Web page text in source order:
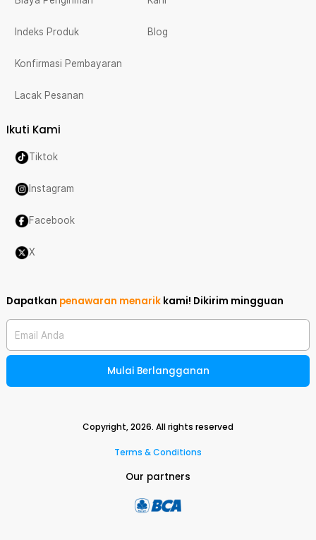
Indeks Produk
Konfirmasi Pembayaran
Lacak Pesanan
Blog
Ikuti Kami
Tiktok
Instagram
Facebook
X
Dapatkan penawaran menarik kami! Dikirim mingguan
Email Anda
Mulai Berlangganan
Copyright,2026. All rights reserved
Terms & Conditions
Our partners